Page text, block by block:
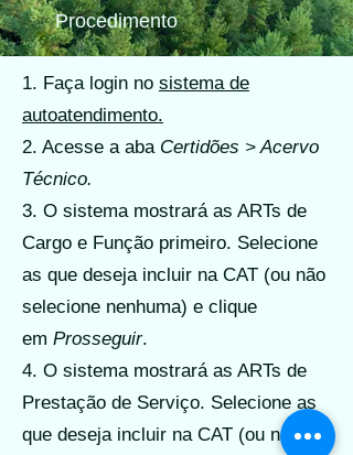
Procedimento
1. Faça login no sistema de
autoatendimento.
2. Acesse a aba Certidões > Acervo
Técnico.
3. O sistema mostrará as ARTs de
Cargo e Função primeiro. Selecione
as que deseja incluir na CAT (ou não
selecione nenhuma) e clique
em Prosseguir.
4. O sistema mostrará as ARTs de
Prestação de Serviço. Selecione as
que deseja incluir na CAT (ou não